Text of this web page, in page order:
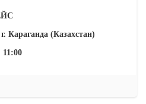
Караганда (Казахстан)
11:00